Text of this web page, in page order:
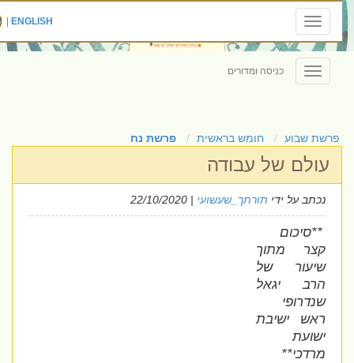
Toggle
navigation
ENGLISH
|
Toggle
navigation
כניסה ומדורים
פרשת שבוע חומש בראשית פרשת נח
עולם של עבודה
נכתב על ידיתורתך_שעשועי| 22/10/2020
**סיכום
קצר מתוך
שיעור של
הרב יגאל
שנדרופי
ראש ישיבת
ישועת
מרדכי**